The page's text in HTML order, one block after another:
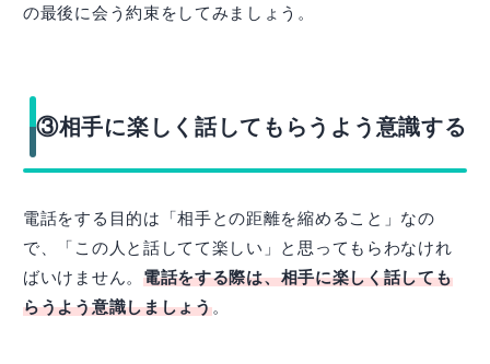
の最後に会う約束をしてみましょう。
③相手に楽しく話してもらうよう意識する
電話をする目的は「相手との距離を縮めること」なの
で、「この人と話してて楽しい」と思ってもらわなけれ
ばいけません。 電話をする際は、相手に楽しく話しても
らうよう意識しましょう。